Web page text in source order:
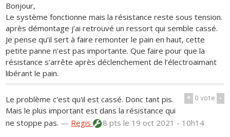
Bonjour,
Le système fonctionne mais la résistance reste sous tension.
après démontage j’ai retrouvé un ressort qui semble cassé.
Je pense qu’il sert à faire remonter le pain en haut, cette
petite panne n’est pas importante. Que faire pour que la
résistance s’arrête après déclenchement de l’électroaimant
libérant le pain.
+ 0vote -
Le problème c'est qu'il est cassé. Donc tant pis.
Mais le plus important est dans la résistance qui
ne stoppe pas. — Regis 8 ptsle 19 oct 2021 - 10h14